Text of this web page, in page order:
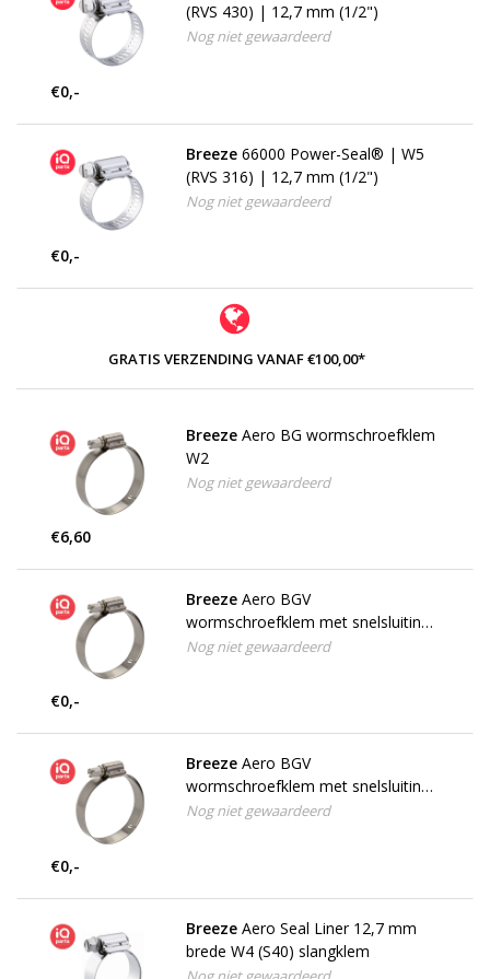
(RVS 430) | 12,7 mm (1/2")
Nog niet gewaardeerd
€0,-
Breeze 66000 Power-Seal® | W5
(RVS 316) | 12,7 mm (1/2")
Nog niet gewaardeerd
€0,-
GRATIS VERZENDING VANAF €100,00*
Breeze Aero BG wormschroefklem
W2
Nog niet gewaardeerd
€6,60
Breeze Aero BGV
wormschroefklem met snelsluiting
W2
Nog niet gewaardeerd
€0,-
Breeze Aero BGV
wormschroefklem met snelsluiting
W4
Nog niet gewaardeerd
€0,-
Breeze Aero Seal Liner 12,7 mm
brede W4 (S40) slangklem